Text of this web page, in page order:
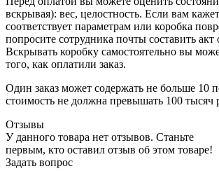
вскрывая): вес, целостность. Если вам
соответствует параметрам или коробка
попросите сотрудника почты составить
Вскрывать коробку самостоятельно вы
того, как оплатили заказ.
Один заказ может содержать не больше 10
стоимость не должна превышать 100 тысяч
Отзывы
У данного товара нет отзывов. Станьте
первым, кто оставил отзыв об этом товаре!
Задать вопрос